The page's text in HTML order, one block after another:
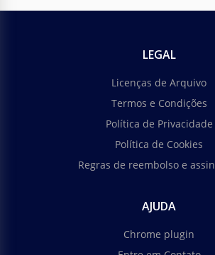
LEGAL
Licenças de Arquivo
Termos e Condições
Política de Privacidade
Política de Cookies
Regras de reembolso e
AJUDA
Chrome plugin